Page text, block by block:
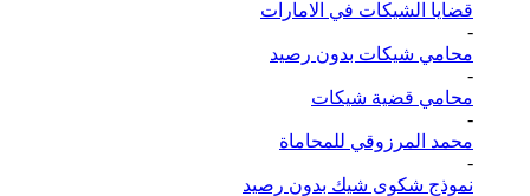
قضايا الشيكات في الامارات
-
محامي شيكات بدون رصيد
-
محامي قضية شيكات
-
محمد المرزوقي للمحاماة
-
نموذج شكوى شيك بدون رصيد